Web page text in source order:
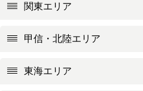
関東エリア
甲信・北陸エリア
東海エリア